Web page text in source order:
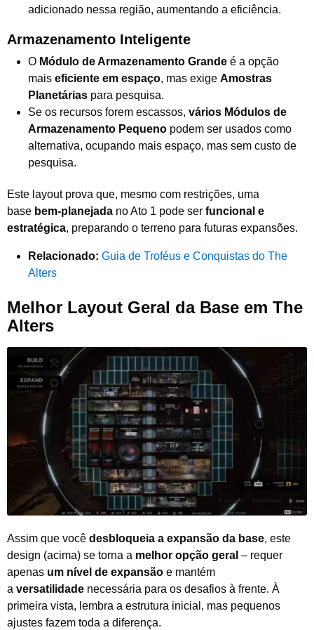
adicionado nessa região, aumentando a eficiência.
Armazenamento Inteligente
O Módulo de Armazenamento Grande é a opção
mais eficiente em espaço, mas exige Amostras
Planetárias para pesquisa.
Se os recursos forem escassos, vários Módulos de
Armazenamento Pequeno podem ser usados como
alternativa, ocupando mais espaço, mas sem custo de
pesquisa.
Este layout prova que, mesmo com restrições, uma
base bem-planejada no Ato 1 pode ser funcional e
estratégica, preparando o terreno para futuras expansões.
Relacionado: Guia de Troféus e Conquistas do The
Alters
Melhor Layout Geral da Base em The
Alters
Assim que você desbloqueia a expansão da base, este
design (acima) se torna a melhor opção geral – requer
apenas um nível de expansão e mantém
a versatilidade necessária para os desafios à frente. À
primeira vista, lembra a estrutura inicial, mas pequenos
ajustes fazem toda a diferença.